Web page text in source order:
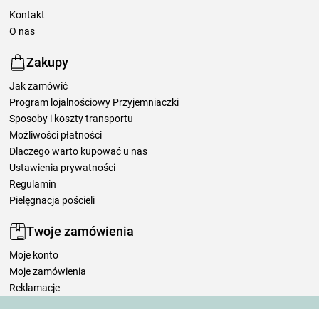
Kontakt
O nas
Zakupy
Jak zamówić
Program lojalnościowy Przyjemniaczki
Sposoby i koszty transportu
Możliwości płatności
Dlaczego warto kupować u nas
Ustawienia prywatności
Regulamin
Pielęgnacja pościeli
Twoje zamówienia
Moje konto
Moje zamówienia
Reklamacje